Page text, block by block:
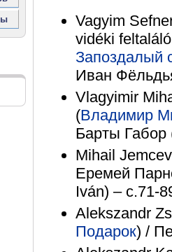
Vagyim
vidéki
Запоздалый
Иван
Vlagyimir
(Владимир
Барты Габор
Mihail
Еремей
Iván) – с.71-
Alekszandr
Подарок) /